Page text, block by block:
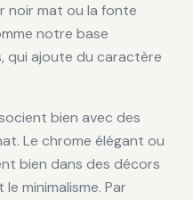
noir mat ou la fonte
notre base
qui ajoute du caractère
bien avec des
Le chrome élégant ou
bien dans des décors
minimalisme. Par